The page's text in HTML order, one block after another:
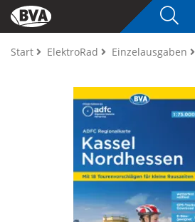
Start ElektroRad Einzelausgaben